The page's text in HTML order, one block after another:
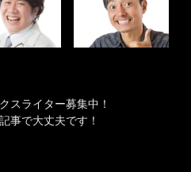
スライター募集中！
事で大丈夫です！